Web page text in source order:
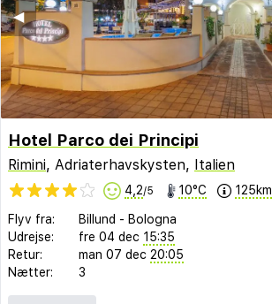
◀︎
Hotel Parco dei Principi
Rimini, Adriaterhavskysten, Italien
4,2/5 10°C 125km
Flyv fra: Billund - Bologna
Udrejse:
fre 04 dec 15:35
Retur:
man 07 dec 20:05
Nætter:
3